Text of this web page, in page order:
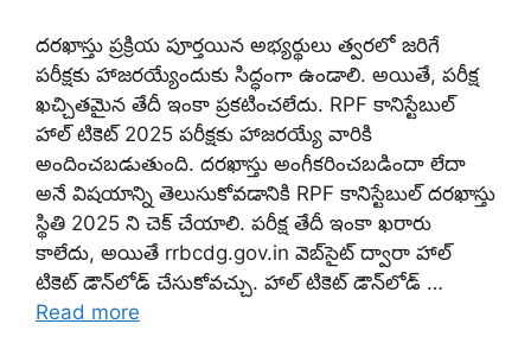
దరఖాస్తు ప్రక్రియ పూర్తయిన అభ్యర్థులు త్వరలో జరిగే
పరీక్షకు హాజరయ్యేందుకు సిద్ధంగా ఉండాలి. అయితే, పరీక్ష
ఖచ్చితమైన తేదీ ఇంకా ప్రకటించలేదు. RPF కానిస్టేబుల్
హాల్ టికెట్ 2025 పరీక్షకు హాజరయ్యే వారికి
అందించబడుతుంది. దరఖాస్తు అంగీకరించబడిందా లేదా
అనే విషయాన్ని తెలుసుకోవడానికి RPF కానిస్టేబుల్ దరఖాస్తు
స్థితి 2025 ని చెక్ చేయాలి. పరీక్ష తేదీ ఇంకా ఖరారు
కాలేదు, అయితే rrbcdg.gov.in వెబ్‌సైట్ ద్వారా హాల్
టికెట్ డౌన్‌లోడ్ చేసుకోవచ్చు. హాల్ టికెట్ డౌన్‌లోడ్ …
Read more